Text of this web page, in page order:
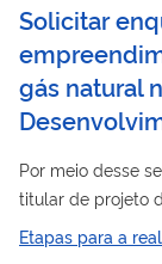
Solicitar
gás natural
Por meio desse
titular de projeto
natural visa obter
Etapas para a